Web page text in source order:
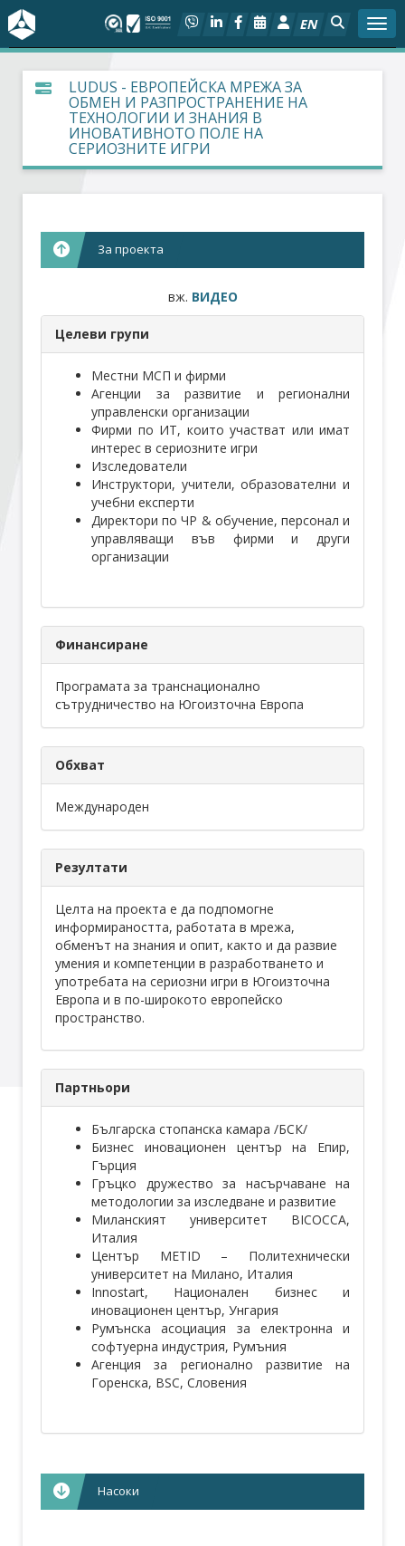
EN
За БСК
На фокус
Актуално
Дейности
Арбитражен съд
Проекти
Стани член
LUDUS - ЕВРОПЕЙСКА МРЕЖА ЗА
ОБМЕН И РАЗПРОСТРАНЕНИЕ НА
ТЕХНОЛОГИИ И ЗНАНИЯ В
ИНОВАТИВНОТО ПОЛЕ НА
СЕРИОЗНИТЕ ИГРИ
За проекта
вж. ВИДЕО
Целеви групи
Местни МСП и фирми
Агенции за развитие и регионални
управленски организации
Фирми по ИТ, които участват или имат
интерес в сериозните игри
Изследователи
Инструктори, учители, образователни и
учебни експерти
Директори по ЧР & обучение, персонал и
управляващи във фирми и други
организации
Финансиране
Програмата за транснационално
сътрудничество на Югоизточна Европа
Обхват
Международен
Резултати
Целта на проекта е да подпомогне
информираността, работата в мрежа,
обменът на знания и опит, както и да развие
умения и компетенции в разработването и
употребата на сериозни игри в Югоизточна
Европа и в по-широкото европейско
пространство.
Партньори
Българска стопанска камара /БСК/
Бизнес иновационен център на Епир,
Гърция
Гръцко дружество за насърчаване на
методологии за изследване и развитие
Миланският университет BICOCCA,
Италия
Център METID – Политехнически
университет на Милано, Италия
Innostart, Национален бизнес и
иновационен център, Унгария
Румънска асоциация за електронна и
софтуерна индустрия, Румъния
Агенция за регионално развитие на
Горенска, BSC, Словения
Насоки